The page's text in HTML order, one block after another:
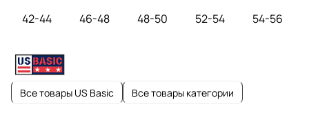
42-44 46-48 48-50 52-54 54-56
Все товары US Basic Все товары категории